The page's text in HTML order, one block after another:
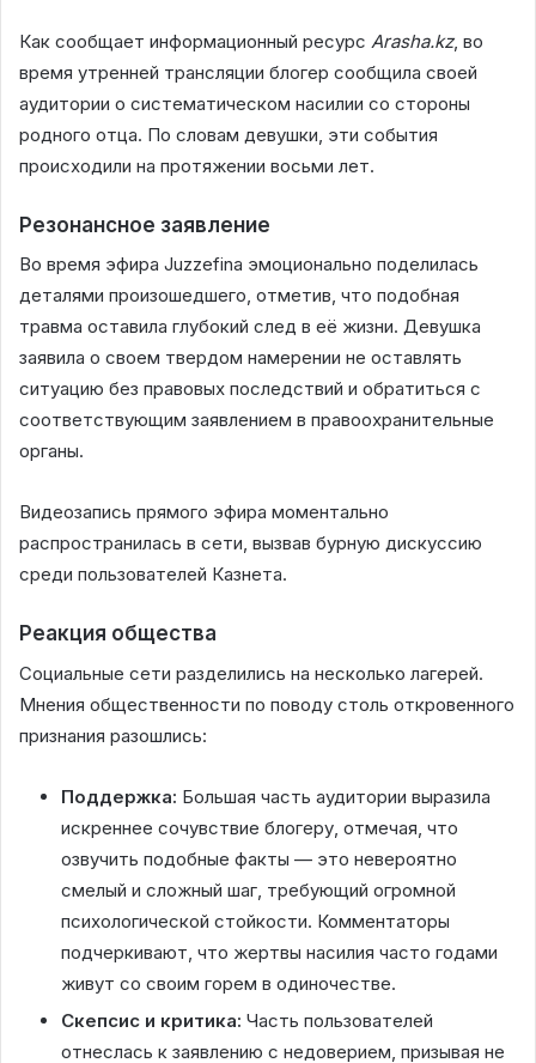
Как сообщает информационный ресурс Arasha.kz, во
время утренней трансляции блогер сообщила своей
аудитории о систематическом насилии со стороны
родного отца. По словам девушки, эти события
происходили на протяжении восьми лет.
Резонансное заявление
Во время эфира Juzzefina эмоционально поделилась
деталями произошедшего, отметив, что подобная
травма оставила глубокий след в её жизни. Девушка
заявила о своем твердом намерении не оставлять
ситуацию без правовых последствий и обратиться с
соответствующим заявлением в правоохранительные
органы.
Видеозапись прямого эфира моментально
распространилась в сети, вызвав бурную дискуссию
среди пользователей Казнета.
Реакция общества
Социальные сети разделились на несколько лагерей.
Мнения общественности по поводу столь откровенного
признания разошлись:
Поддержка: Большая часть аудитории выразила
искреннее сочувствие блогеру, отмечая, что
озвучить подобные факты — это невероятно
смелый и сложный шаг, требующий огромной
психологической стойкости. Комментаторы
подчеркивают, что жертвы насилия часто годами
живут со своим горем в одиночестве.
Скепсис и критика: Часть пользователей
отнеслась к заявлению с недоверием, призывая не